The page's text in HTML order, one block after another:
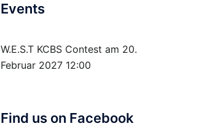
Events
W.E.S.T KCBS Contest am 20.
Februar 2027 12:00
Find us on Facebook